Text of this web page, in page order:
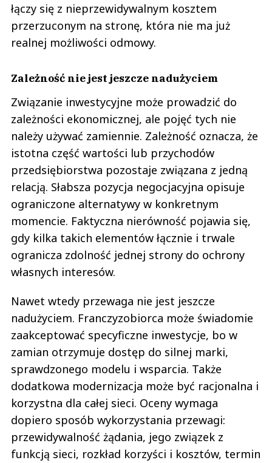
łączy się z nieprzewidywalnym kosztem
przerzuconym na stronę, która nie ma już
realnej możliwości odmowy.
Zależność nie jest jeszcze nadużyciem
Związanie inwestycyjne może prowadzić do
zależności ekonomicznej, ale pojęć tych nie
należy używać zamiennie. Zależność oznacza, że
istotna część wartości lub przychodów
przedsiębiorstwa pozostaje związana z jedną
relacją. Słabsza pozycja negocjacyjna opisuje
ograniczone alternatywy w konkretnym
momencie. Faktyczna nierówność pojawia się,
gdy kilka takich elementów łącznie i trwale
ogranicza zdolność jednej strony do ochrony
własnych interesów.
Nawet wtedy przewaga nie jest jeszcze
nadużyciem. Franczyzobiorca może świadomie
zaakceptować specyficzne inwestycje, bo w
zamian otrzymuje dostęp do silnej marki,
sprawdzonego modelu i wsparcia. Także
dodatkowa modernizacja może być racjonalna i
korzystna dla całej sieci. Oceny wymaga
dopiero sposób wykorzystania przewagi:
przewidywalność żądania, jego związek z
funkcją sieci, rozkład korzyści i kosztów, termin